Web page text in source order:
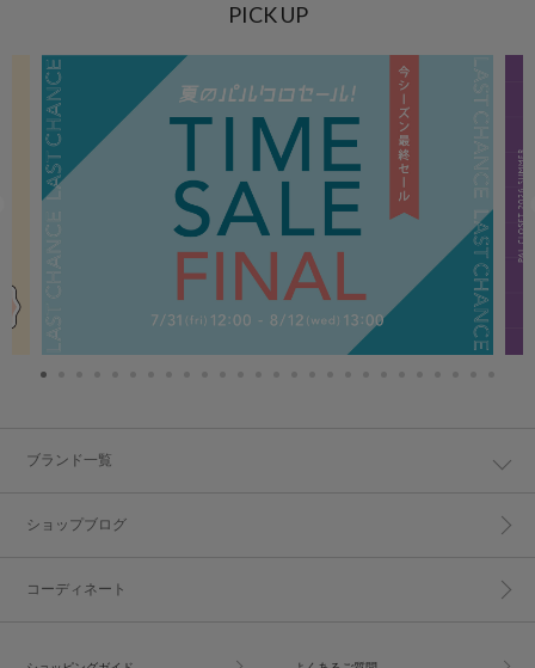
PICK UP
ブランド一覧
ショップブログ
コーディネート